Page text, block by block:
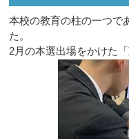
本校の教育の柱の一つで
た。
2月の本選出場をかけた